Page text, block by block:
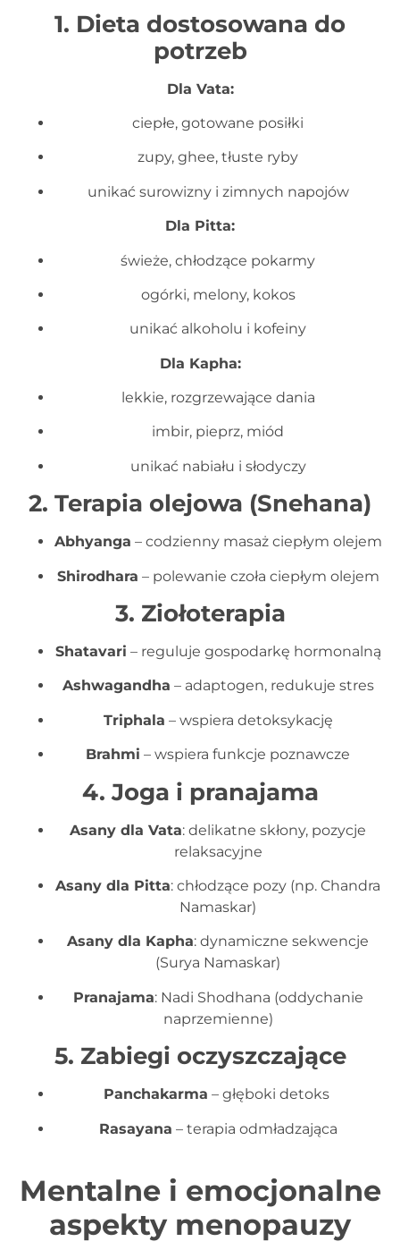
1. Dieta dostosowana do
potrzeb
Dla Vata:
ciepłe, gotowane posiłki
zupy, ghee, tłuste ryby
unikać surowizny i zimnych napojów
Dla Pitta:
świeże, chłodzące pokarmy
ogórki, melony, kokos
unikać alkoholu i kofeiny
Dla Kapha:
lekkie, rozgrzewające dania
imbir, pieprz, miód
unikać nabiału i słodyczy
2. Terapia olejowa (Snehana)
Abhyanga – codzienny masaż ciepłym olejem
Shirodhara – polewanie czoła ciepłym olejem
3. Ziołoterapia
Shatavari – reguluje gospodarkę hormonalną
Ashwagandha – adaptogen, redukuje stres
Triphala – wspiera detoksykację
Brahmi – wspiera funkcje poznawcze
4. Joga i pranajama
Asany dla Vata: delikatne skłony, pozycje
relaksacyjne
Asany dla Pitta: chłodzące pozy (np. Chandra
Namaskar)
Asany dla Kapha: dynamiczne sekwencje
(Surya Namaskar)
Pranajama: Nadi Shodhana (oddychanie
naprzemienne)
5. Zabiegi oczyszczające
Panchakarma – głęboki detoks
Rasayana – terapia odmładzająca
Mentalne i emocjonalne
aspekty menopauzy